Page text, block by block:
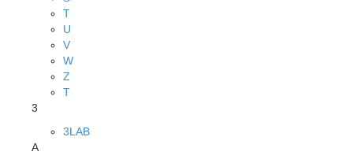
T
U
V
W
Z
Т
3
3LAB
A